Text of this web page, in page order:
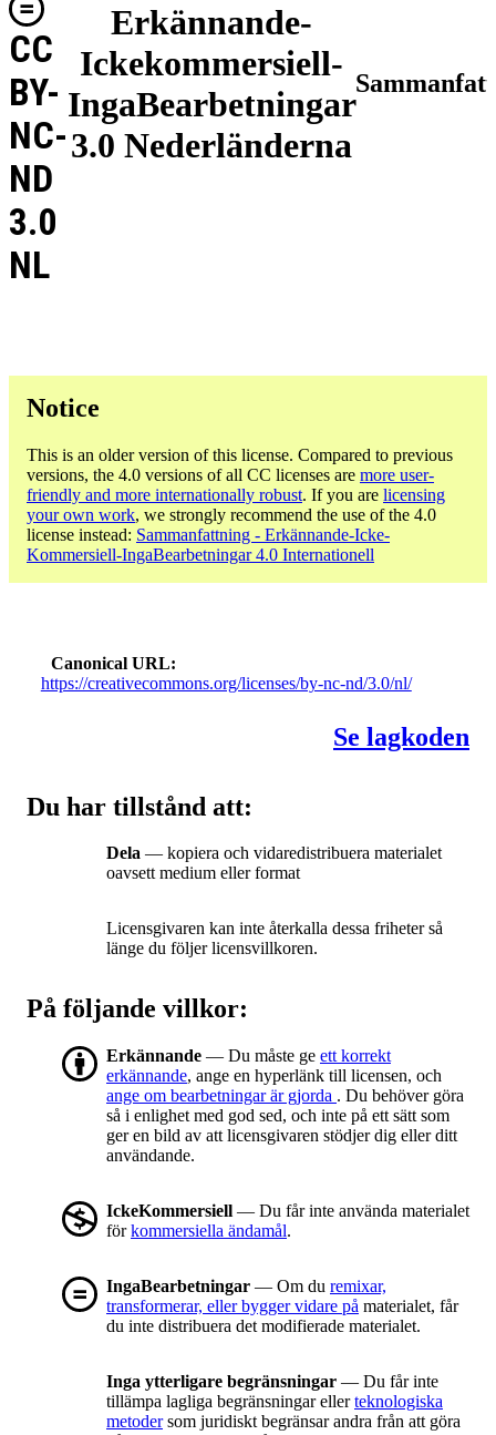
Erkännande-
Ickekommersiell-
IngaBearbetningar
3.0 Nederländerna
CC
BY-
NC-
ND
3.0
NL
Notice
This is an older version of this license. Compared to previous
versions, the 4.0 versions of all CC licenses are more user-
friendly and more internationally robust. If you are licensing
your own work, we strongly recommend the use of the 4.0
license instead: Sammanfattning - Erkännande-Icke-
Kommersiell-IngaBearbetningar 4.0 Internationell
Canonical URL
https://creativecommons.org/licenses/by-nc-nd/3.0/nl/
Se lagkoden
Du har tillstånd att:
Dela — kopiera och vidaredistribuera materialet
oavsett medium eller format
Licensgivaren kan inte återkalla dessa friheter så
länge du följer licensvillkoren.
På följande villkor:
Erkännande — Du måste ge ett korrekt
erkännande, ange en hyperlänk till licensen, och
ange om bearbetningar är gjorda . Du behöver göra
så i enlighet med god sed, och inte på ett sätt som
ger en bild av att licensgivaren stödjer dig eller ditt
användande.
IckeKommersiell — Du får inte använda materialet
förkommersiella ändamål.
IngaBearbetningar — Om du remixar,
transformerar, eller bygger vidare på materialet, får
du inte distribuera det modifierade materialet.
Inga ytterligare begränsningar — Du får inte
tillämpa lagliga begränsningar ellerteknologiska
metodersom juridiskt begränsar andra från att göra